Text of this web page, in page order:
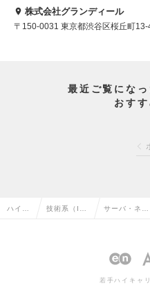
株式会社グランディール
〒150-0031 東京都渋谷区桜丘町
最近ご覧にな
おす
ハイク 技術系（I サーバ・ネッ
ジニアの転職
若手ハイキャ